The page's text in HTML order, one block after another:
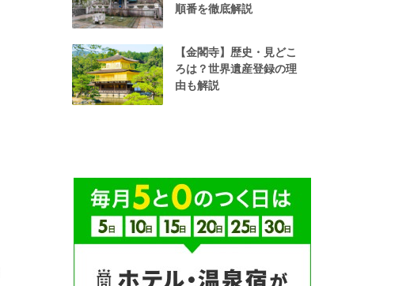
順番を徹底解説
【金閣寺】歴史・見どこ
ろは？世界遺産登録の理
由も解説